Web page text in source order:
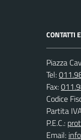
CONTATTI
Piazza
Tel:
Fax:
Codice
Partita
P.E.C.:
Email: